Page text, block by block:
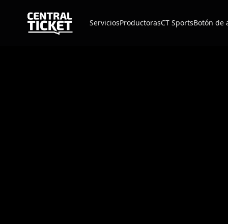
ServiciosProductorasCT SportsBotón de